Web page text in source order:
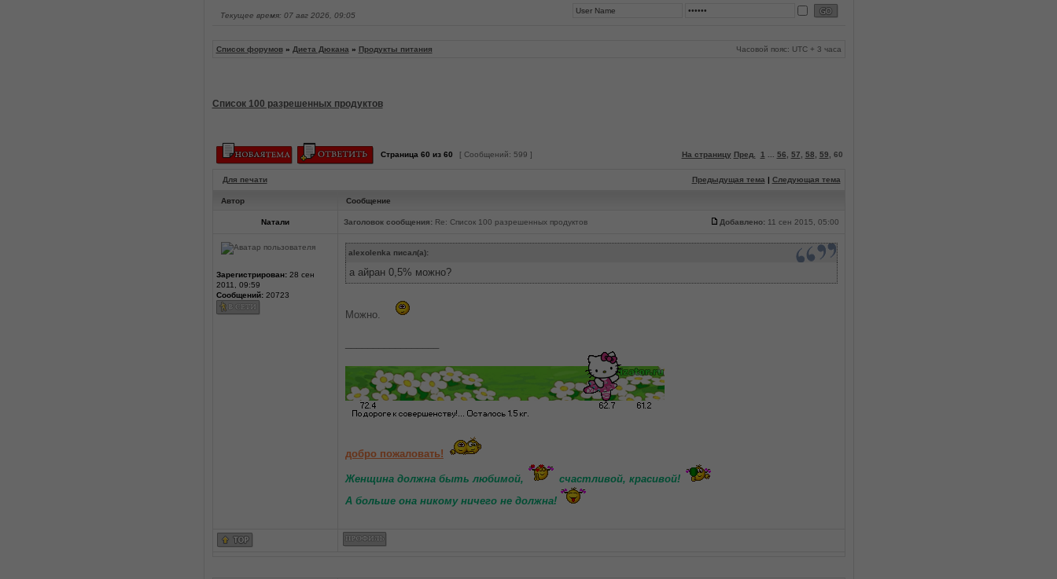
Текущее время: 07 авг 2026, 09:05
Список форумов» Диета Дюкана » Продукты питания Часовой пояс: UTC + 3 часа
Список 100 разрешенных продуктов
Страница 60 из 60 [ Сообщений: 599 ] На страницу Пред. 1 56 57 58 59 60
Для печати Предыдущая тема | Следующая тема
Автор Сообщение
Nатали Заголовок сообщения:Re: Список 100 разрешенных продуктов Добавлено:11 сен 2015, 05:00
Зарегистрирован:28 сен
2011, 09:59
Сообщений:20723
alexolenka писал(а):
а айран 0,5% можно?
Можно.
добро пожаловать!
Женщина должна быть любимой,
счастливой, красивой!
А больше она никому ничего не должна!